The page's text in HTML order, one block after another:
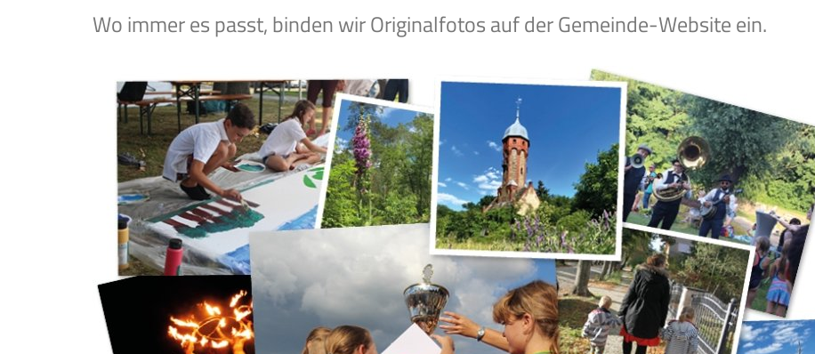
Wo immer es passt, binden wir Originalfotos auf der Gemeinde-Website ein.